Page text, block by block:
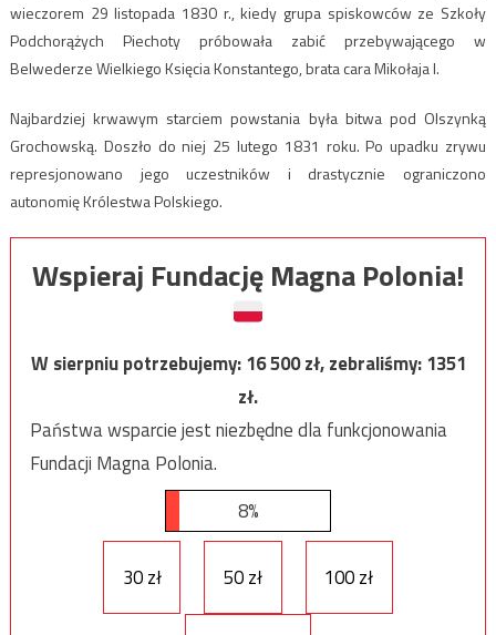
wieczorem 29 listopada 1830 r., kiedy grupa spiskowców ze Szkoły
Podchorążych Piechoty próbowała zabić przebywającego w
Belwederze Wielkiego Księcia Konstantego, brata cara Mikołaja I.
Najbardziej krwawym starciem powstania była bitwa pod Olszynką
Grochowską. Doszło do niej 25 lutego 1831 roku. Po upadku zrywu
represjonowano jego uczestników i drastycznie ograniczono
autonomię Królestwa Polskiego.
Wspieraj Fundację Magna Polonia!
W sierpniu potrzebujemy:16 500zł, zebraliśmy:1351
zł.
Państwa wsparcie jest niezbędne dla funkcjonowania
Fundacji Magna Polonia.
8%
30 zł 50 zł 100 zł